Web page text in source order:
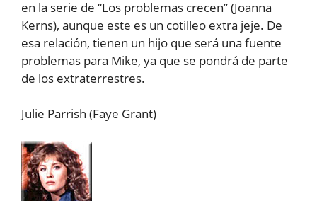
en la serie de “Los problemas crecen” (Joanna
Kerns), aunque este es un cotilleo extra jeje. De
esa relación, tienen un hijo que será una fuente
problemas para Mike, ya que se pondrá de parte
de los extraterrestres.
Julie Parrish (Faye Grant)